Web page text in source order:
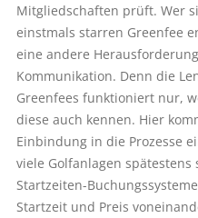
Mitgliedschaften prüft. Wer
einstmals starren Greenfee
eine andere
Kommunikation. Denn die
Greenfees funktioniert nur,
diese auch kennen. Hier
Einbindung in die Prozesse
viele Golfanlagen spätestens
Startzeiten-
Startzeit und Preis